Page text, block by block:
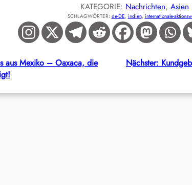
KATEGORIE: Nachrichten, Asien
SCHLAGWÖRTER: de-DE, indien, internationale-
aus Mexiko – Oaxaca, die
Nächster: